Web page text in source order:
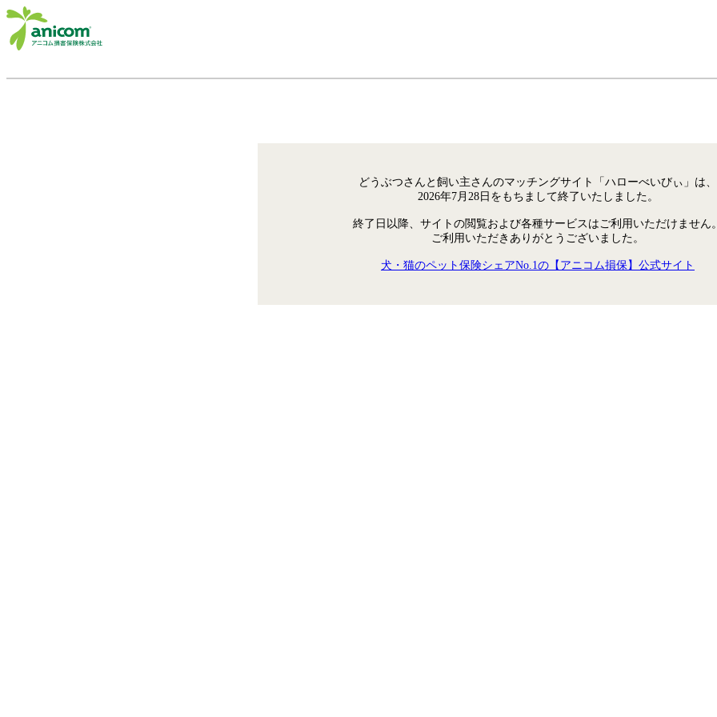
どうぶつさんと飼い主さんのマッチングサイト「ハローべいびぃ」は、
2026年7月28日をもちまして終了いたしました。
終了日以降、サイトの閲覧および各種サービスはご利用いただけません
ご利用いただきありがとうございました。
犬・猫のペット保険シェアNo.1の【アニコム損保】公式サイト